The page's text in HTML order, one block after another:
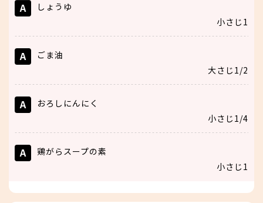
A
しょうゆ
小さじ1
A
ごま油
大さじ1/2
A
おろしにんにく
小さじ1/4
A
鶏がらスープの素
小さじ1